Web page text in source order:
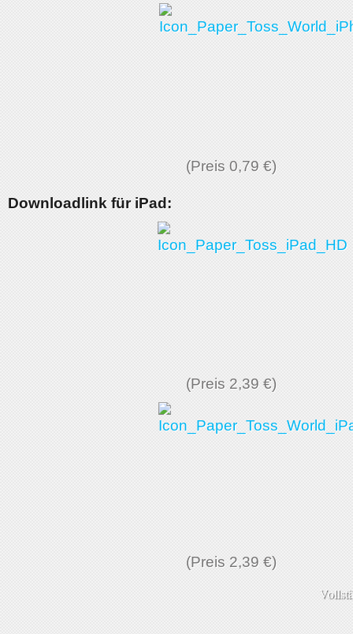
(Preis 0,79 €)
Downloadlink für iPad:
(Preis 2,39 €)
(Preis 2,39 €)